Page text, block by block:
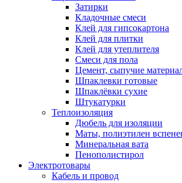
Затирки
Кладочные смеси
Клей для гипсокартона
Клей для плитки
Клей для утеплителя
Смеси для пола
Цемент, сыпучие
Шпаклевки готовые
Шпаклёвки сухие
Штукатурки
Теплоизоляция
Дюбель для изоляции
Маты, полиэтилен
Минеральная вата
Пенополистирол
Электротовары
Кабель и провод